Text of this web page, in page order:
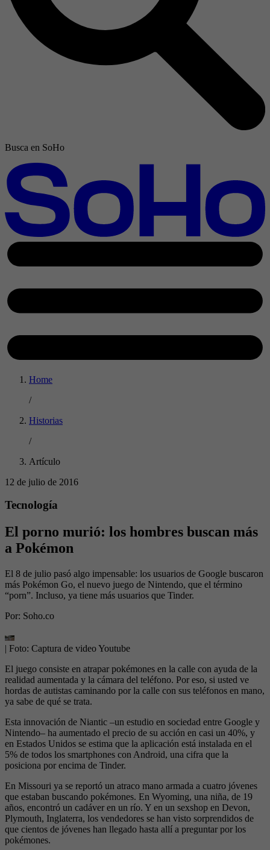
Busca en SoHo
Home
/
Historias
/
Artículo
12 de julio de 2016
Tecnología
El porno murió: los hombres buscan más
a Pokémon
El 8 de julio pasó algo impensable: los usuarios de Google buscaron
más Pokémon Go, el nuevo juego de Nintendo, que el término
“porn”. Incluso, ya tiene más usuarios que Tinder.
Por: Soho.co
| Foto: Captura de video Youtube
El juego consiste en atrapar pokémones en la calle con ayuda de la
realidad aumentada y la cámara del teléfono. Por eso, si usted ve
hordas de autistas caminando por la calle con sus teléfonos en mano,
ya sabe de qué se trata.
Esta innovación de Niantic –un estudio en sociedad entre Google y
Nintendo– ha aumentado el precio de su acción en casi un 40%, y
en Estados Unidos se estima que la aplicación está instalada en el
5% de todos los smartphones con Android, una cifra que la
posiciona por encima de Tinder.
En Missouri ya se reportó un atraco mano armada a cuatro jóvenes
que estaban buscando pokémones. En Wyoming, una niña, de 19
años, encontró un cadáver en un río. Y en un sexshop en Devon,
Plymouth, Inglaterra, los vendedores se han visto sorprendidos de
que cientos de jóvenes han llegado hasta allí a preguntar por los
pokémones.